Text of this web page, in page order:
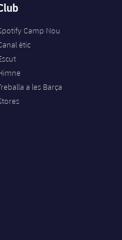
Camp Nou
ètic
a les Barça